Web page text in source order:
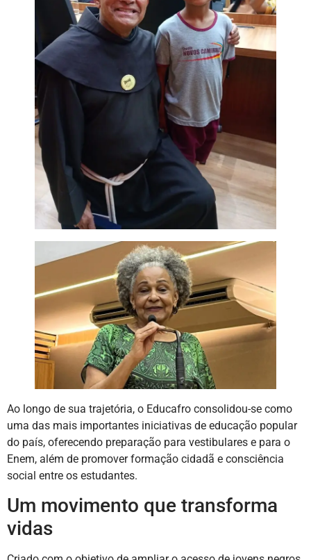
Ao longo de sua trajetória, o Educafro consolidou-se como
uma das mais importantes iniciativas de educação popular
do país, oferecendo preparação para vestibulares e para o
Enem, além de promover formação cidadã e consciência
social entre os estudantes.
Um movimento que transforma
vidas